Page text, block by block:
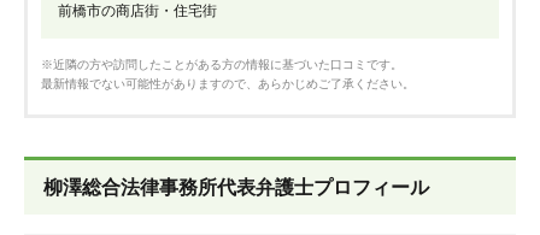
前橋市の商店街・住宅街
※近隣の方や訪問したことがある方の情報に基づいた口コミです。
最新情報でない可能性がありますので、あらかじめご了承ください。
柳澤総合法律事務所代表弁護士プロフィール